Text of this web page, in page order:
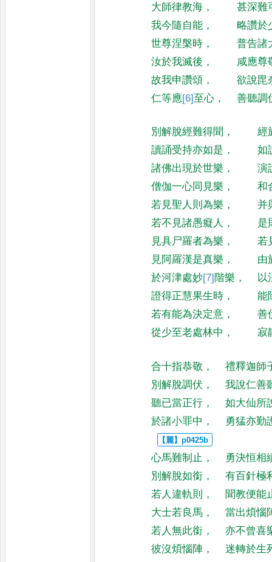
大師律教海 ，
甚深難
我今隨自能 ，
略讚於
世尊涅槃時 ，
普告諸
汝於我滅後 ，
咸應尊
故我申讚頌 ，
欲說毘
仁等應[6]至心 ， 善聽調
別解脫經難得聞 ，
經
讀誦受持亦如是 ，
如
諸佛出現於世樂 ，
演
僧伽一心同見樂 ，
和
若見聖人則為樂 ，
并
若不見諸愚癡人 ，
是
見具尸羅者為樂 ，
若
見阿羅漢是真樂 ，
由
於河津處妙[7] 階樂 ，
以
證得正慧果生時 ，
能
若有能為決定意 ，
善
從少至老處林中 ， 寂
合十指恭敬 ，
禮釋迦師
別解脫調伏 ，
我說仁善
聽已當正行 ，
如大仙所
於諸小罪中 ， 勇猛亦勤
心馬難制止 ，
勇決恒相
別解脫如銜 ，
有百針極
若人違軌則 ，
聞教便能
大士若良馬 ，
當出煩惱
若人無此銜 ，
亦不曾喜
彼沒煩惱陣 ， 迷轉於生